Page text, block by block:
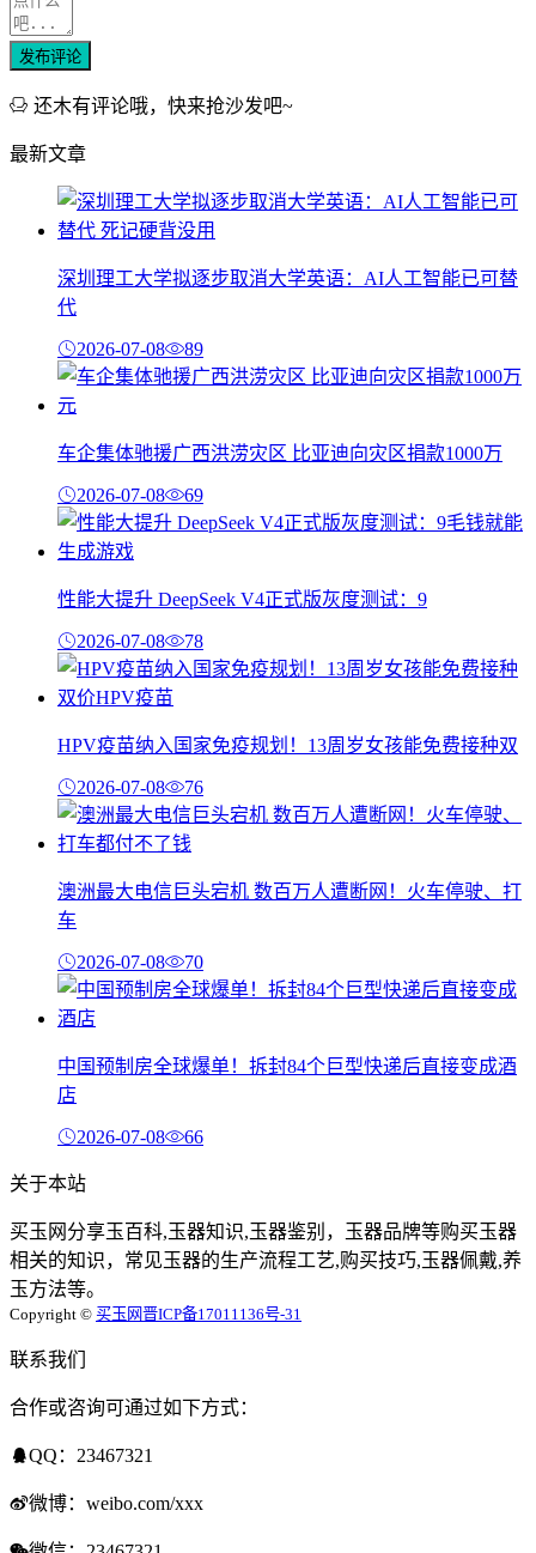
发布评论
还木有评论哦，快来抢沙发吧~
最新文章
深圳理工大学拟逐步取消大学英语：AI人工智能已可替
代
2026-07-08 89
车企集体驰援广西洪涝灾区 比亚迪向灾区捐款1000万
2026-07-08 69
性能大提升 DeepSeek V4正式版灰度测试：9
2026-07-08 78
HPV疫苗纳入国家免疫规划！13周岁女孩能免费接种双
2026-07-08 76
澳洲最大电信巨头宕机 数百万人遭断网！火车停驶、打
车
2026-07-08 70
中国预制房全球爆单！拆封84个巨型快递后直接变成酒
店
2026-07-08 66
关于本站
买玉网分享玉百科,玉器知识,玉器鉴别，玉器品牌等购买玉器
相关的知识，常见玉器的生产流程工艺,购买技巧,玉器佩戴,养
玉方法等。
Copyright © 买玉网晋ICP备17011136号-31
联系我们
合作或咨询可通过如下方式：
QQ：23467321
微博：weibo.com/xxx